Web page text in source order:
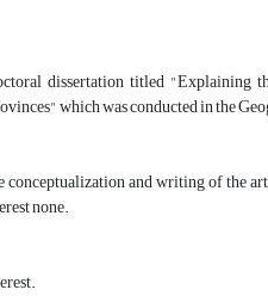
dissertation titled "Explaining
which was conducted in the
and writing of the
none.